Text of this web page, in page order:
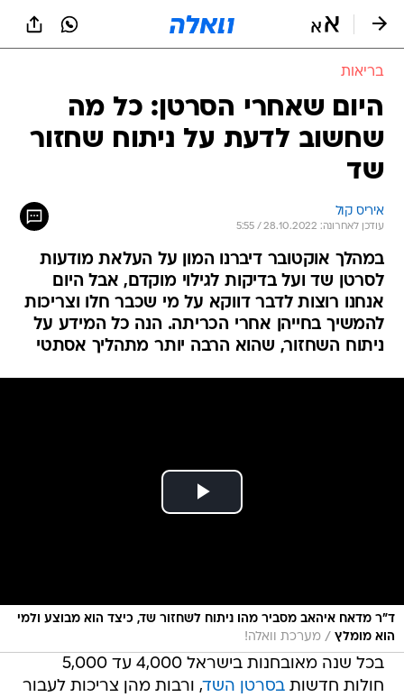
בריאות
היום שאחרי הסרטן: כל מה
שחשוב לדעת על ניתוח שחזור
שד
איריס קול
עודכן לאחרונה: 28.10.2022 / 5:55
במהלך אוקטובר דיברנו המון על העלאת מודעות
לסרטן שד ועל בדיקות לגילוי מוקדם, אבל היום
אנחנו רוצות לדבר דווקא על מי שכבר חלו וצריכות
להמשיך בחייהן אחרי הכריתה. הנה כל המידע על
ניתוח השחזור, שהוא הרבה יותר מתהליך אסתטי
ד"ר מדאח איהאב מסביר מהו ניתוח לשחזור שד, כיצד הוא מבוצע ולמי
הוא מומלץ / מערכת וואלה!
בכל שנה מאובחנות בישראל 4,000 עד 5,000
חולות חדשותבסרטן השד, ורבות מהן צריכות לעבור